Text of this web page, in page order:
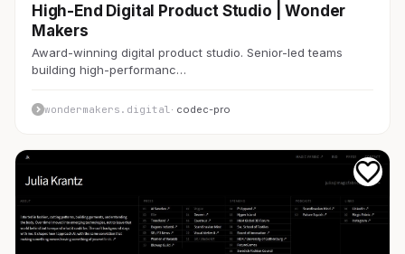
High-End Digital Product Studio | Wonder
Makers
Award-winning digital product studio. Senior-led teams
building high-performanc…
wondermakers.digital · codec-pro